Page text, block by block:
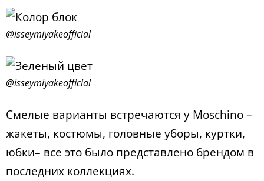
@isseymiyakeofficial
@isseymiyakeofficial
Смелые варианты встречаются у Moschino –
жакеты, костюмы, головные уборы, куртки,
юбки– все это было представлено брендом в
последних коллекциях.